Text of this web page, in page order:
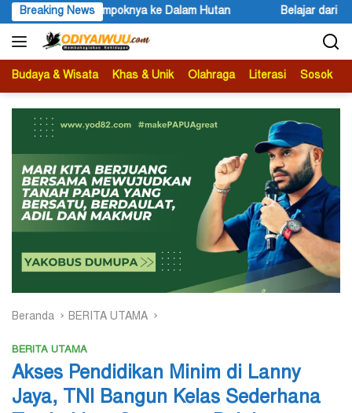
Langsung
ke
konten
Breaking NewsBelajar dari Engels untuk Karl Marx Peace
Budaya & Wisata Khas & Unik Olahraga Literasi Sosok
Beranda BERITA UTAMA
BERITA UTAMA
Akses Pendidikan Minim di Lanny
Jaya, TNI Bangun Kelas Sederhana